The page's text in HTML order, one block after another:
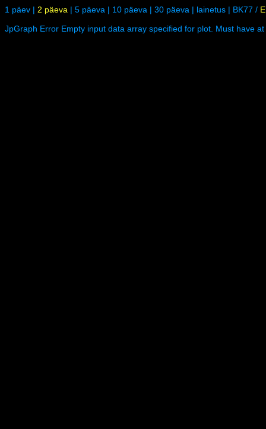
1 päev | 2 päeva | 5 päeva | 10 päeva | 30 päeva | lainetus | BK77 /
JpGraph Error Empty input data array specified for plot. Must have